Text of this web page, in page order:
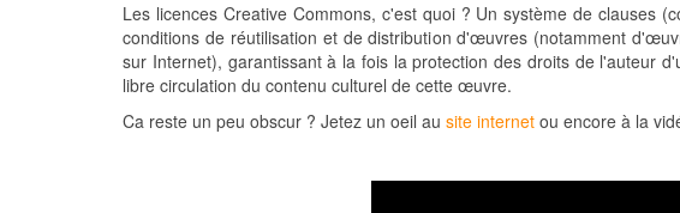
Les licences Creative Commons, c'est quoi ? Un système de clauses
conditions de réutilisation et de distribution d'œuvres (notamment
sur Internet), garantissant à la fois la protection des droits de l'auteur
libre circulation du contenu culturel de cette œuvre.
Ca reste un peu obscur ? Jetez un oeil au site internet ou encore à la